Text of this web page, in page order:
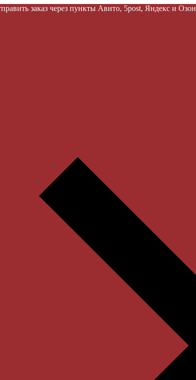
заказ через пункты Авито, 5post, Яндекс и Озон